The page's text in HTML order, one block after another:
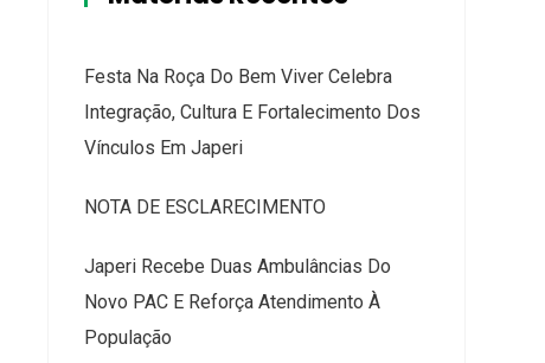
Festa Na Roça Do Bem Viver Celebra
Integração, Cultura E Fortalecimento Dos
Vínculos Em Japeri
NOTA DE ESCLARECIMENTO
Japeri Recebe Duas Ambulâncias Do
Novo PAC E Reforça Atendimento À
População